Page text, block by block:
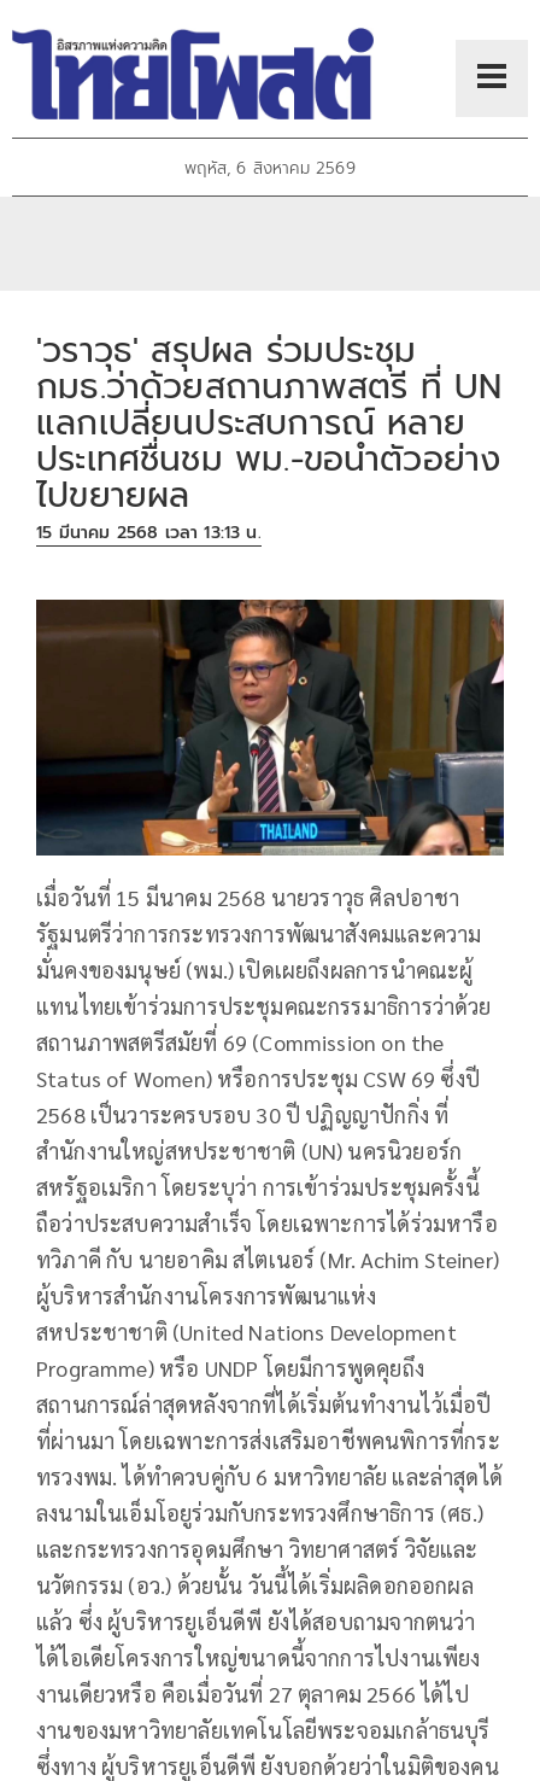
พฤหัส, 6 สิงหาคม 2569
'วราวุธ' สรุปผล ร่วมประชุม
กมธ.ว่าด้วยสถานภาพสตรี ที่ UN
แลกเปลี่ยนประสบการณ์ หลาย
ประเทศชื่นชม พม.-ขอนำตัวอย่าง
ไปขยายผล
15 มีนาคม 2568 เวลา 13:13 น.
เมื่อวันที่ 15 มีนาคม 2568 นายวราวุธ ศิลปอาชา
รัฐมนตรีว่าการกระทรวงการพัฒนาสังคมและความ
มั่นคงของมนุษย์ (พม.) เปิดเผยถึงผลการนำคณะผู้
แทนไทยเข้าร่วมการประชุมคณะกรรมาธิการว่าด้วย
สถานภาพสตรีสมัยที่ 69 (Commission on the
Status of Women) หรือการประชุม CSW 69 ซึ่งปี
2568 เป็นวาระครบรอบ 30 ปี ปฏิญญาปักกิ่ง ที่
สำนักงานใหญ่สหประชาชาติ (UN) นครนิวยอร์ก
สหรัฐอเมริกา โดยระบุว่า การเข้าร่วมประชุมครั้งนี้
ถือว่าประสบความสำเร็จ โดยเฉพาะการได้ร่วมหารือ
ทวิภาคี กับ นายอาคิม สไตเนอร์ (Mr. Achim Steiner)
ผู้บริหารสำนักงานโครงการพัฒนาแห่ง
สหประชาชาติ (United Nations Development
Programme) หรือ UNDP โดยมีการพูดคุยถึง
สถานการณ์ล่าสุดหลังจากที่ได้เริ่มต้นทำงานไว้เมื่อปี
ที่ผ่านมา โดยเฉพาะการส่งเสริมอาชีพคนพิการที่กระ
ทรวงพม. ได้ทำควบคู่กับ 6 มหาวิทยาลัย และล่าสุดได้
ลงนามในเอ็มโอยูร่วมกับกระทรวงศึกษาธิการ (ศธ.)
และกระทรวงการอุดมศึกษา วิทยาศาสตร์ วิจัยและ
นวัตกรรม (อว.) ด้วยนั้น วันนี้ได้เริ่มผลิดอกออกผล
แล้ว ซึ่ง ผู้บริหารยูเอ็นดีพี ยังได้สอบถามจากตนว่า
ได้ไอเดียโครงการใหญ่ขนาดนี้จากการไปงานเพียง
งานเดียวหรือ คือเมื่อวันที่ 27 ตุลาคม 2566 ได้ไป
งานของมหาวิทยาลัยเทคโนโลยีพระจอมเกล้าธนบุรี
ซึ่งทาง ผู้บริหารยูเอ็นดีพี ยังบอกด้วยว่าในมิติของคน